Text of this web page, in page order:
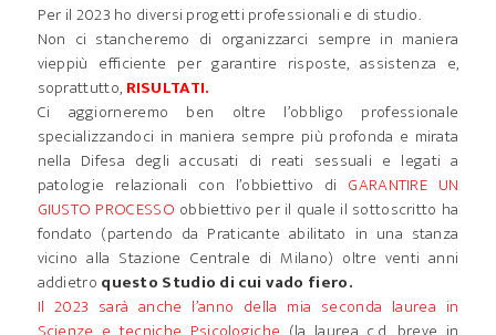
Per il 2023 ho diversi progetti professionali e di studio.
Non ci stancheremo di organizzarci sempre in maniera
vieppiù efficiente per garantire risposte, assistenza e,
soprattutto, RISULTATI.
Ci aggiorneremo ben oltre l’obbligo professionale
specializzandoci in maniera sempre più profonda e mirata
nella Difesa degli accusati di reati sessuali e legati a
patologie relazionali con l’obbiettivo di GARANTIRE UN
GIUSTO PROCESSO obbiettivo per il quale il sottoscritto ha
fondato (partendo da Praticante abilitato in una stanza
vicino alla Stazione Centrale di Milano) oltre venti anni
addietro questo Studio di cui vado fiero.
Il 2023 sarà anche l’anno della mia seconda laurea in